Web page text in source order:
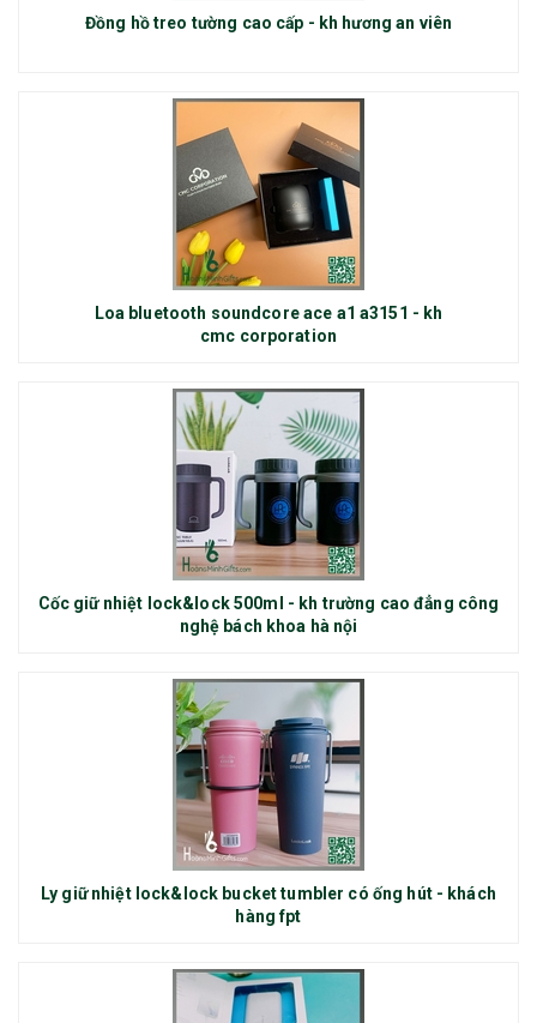
Đồng hồ treo tường cao cấp - kh hương an viên
Loa bluetooth soundcore ace a1 a3151 - kh
cmc corporation
Cốc giữ nhiệt lock&lock 500ml - kh trường cao đẳng công
nghệ bách khoa hà nội
Ly giữ nhiệt lock&lock bucket tumbler có ống hút - khách
hàng fpt